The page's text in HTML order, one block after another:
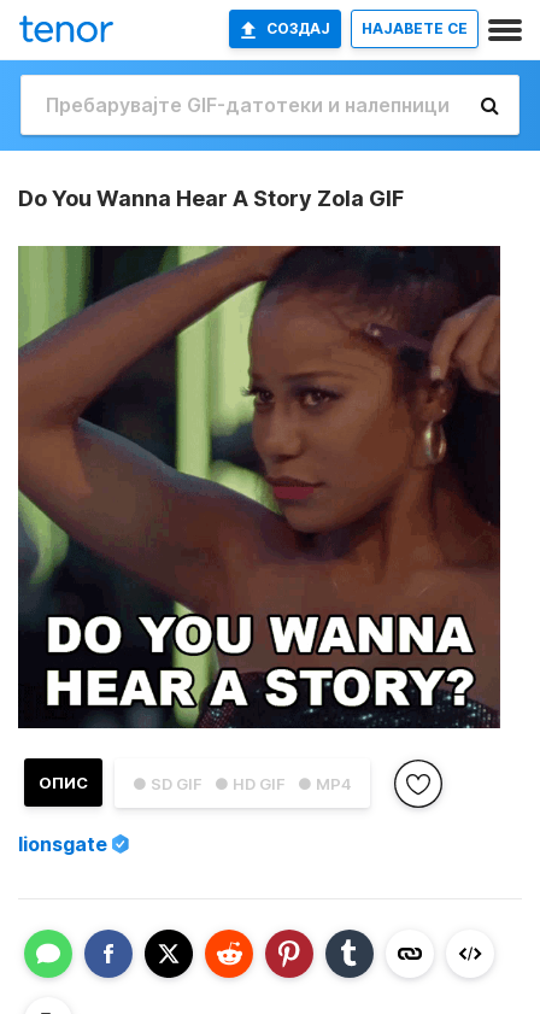
СОЗДАЈ НАЈАВETE СЕ
Do You Wanna Hear A Story Zola GIF
● SD GIF ● HD GIF ● MP4
ОПИС
lionsgate